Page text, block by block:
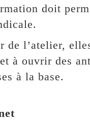
doit
de l’atelier,
à ouvrir des
à la base.